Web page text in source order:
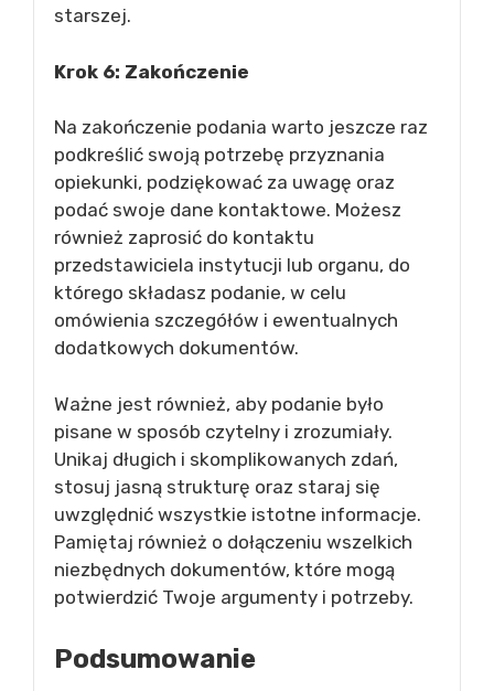
starszej.
Krok 6: Zakończenie
Na zakończenie podania warto jeszcze raz
podkreślić swoją potrzebę przyznania
opiekunki, podziękować za uwagę oraz
podać swoje dane kontaktowe. Możesz
również zaprosić do kontaktu
przedstawiciela instytucji lub organu, do
którego składasz podanie, w celu
omówienia szczegółów i ewentualnych
dodatkowych dokumentów.
Ważne jest również, aby podanie było
pisane w sposób czytelny i zrozumiały.
Unikaj długich i skomplikowanych zdań,
stosuj jasną strukturę oraz staraj się
uwzględnić wszystkie istotne informacje.
Pamiętaj również o dołączeniu wszelkich
niezbędnych dokumentów, które mogą
potwierdzić Twoje argumenty i potrzeby.
Podsumowanie